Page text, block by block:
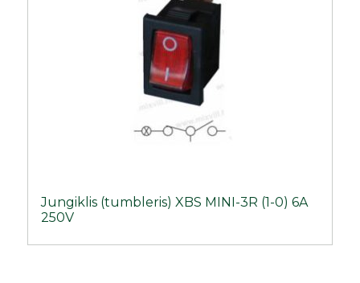
Jungiklis (tumbleris) XBS MINI-3R (1-0) 6A
250V